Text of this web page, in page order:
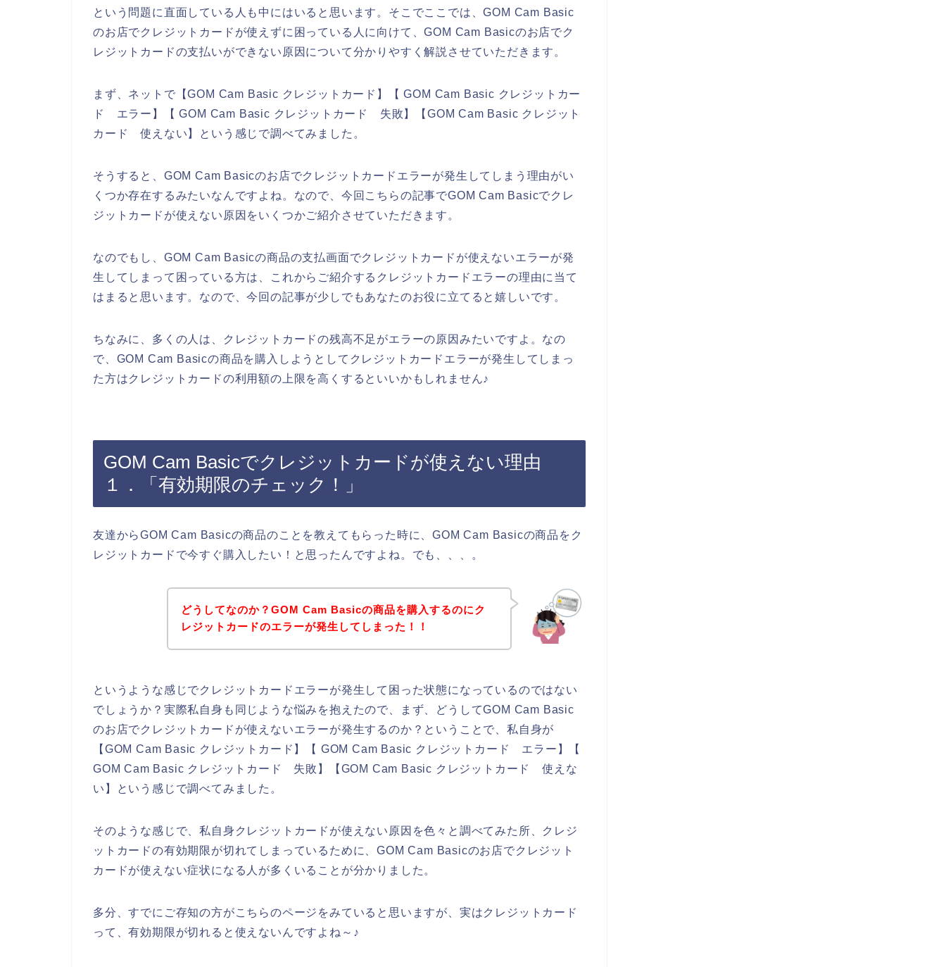
という問題に直面している人も中にはいると思います。そこでここでは、GOM Cam Basic
のお店でクレジットカードが使えずに困っている人に向けて、GOM Cam Basicのお店でク
レジットカードの支払いができない原因について分かりやすく解説させていただきます。
まず、ネットで【GOM Cam Basic クレジットカード】【 GOM Cam Basic クレジットカー
ド エラー】【 GOM Cam Basic クレジットカード 失敗】【GOM Cam Basic クレジット
カード 使えない】という感じで調べてみました。
そうすると、GOM Cam Basicのお店でクレジットカードエラーが発生してしまう理由がい
くつか存在するみたいなんですよね。なので、今回こちらの記事でGOM Cam Basicでクレ
ジットカードが使えない原因をいくつかご紹介させていただきます。
なのでもし、GOM Cam Basicの商品の支払画面でクレジットカードが使えないエラーが発
生してしまって困っている方は、これからご紹介するクレジットカードエラーの理由に当て
はまると思います。なので、今回の記事が少しでもあなたのお役に立てると嬉しいです。
ちなみに、多くの人は、クレジットカードの残高不足がエラーの原因みたいですよ。なの
で、GOM Cam Basicの商品を購入しようとしてクレジットカードエラーが発生してしまっ
た方はクレジットカードの利用額の上限を高くするといいかもしれません♪
GOM Cam Basicでクレジットカードが使えない理由
１．「有効期限のチェック！」
友達からGOM Cam Basicの商品のことを教えてもらった時に、GOM Cam Basicの商品をク
レジットカードで今すぐ購入したい！と思ったんですよね。でも、、、。
どうしてなのか？GOM Cam Basicの商品を購入するのにク
レジットカードのエラーが発生してしまった！！
というような感じでクレジットカードエラーが発生して困った状態になっているのではない
でしょうか？実際私自身も同じような悩みを抱えたので、まず、どうしてGOM Cam Basic
のお店でクレジットカードが使えないエラーが発生するのか？ということで、私自身が
【GOM Cam Basic クレジットカード】【 GOM Cam Basic クレジットカード エラー】【
GOM Cam Basic クレジットカード 失敗】【GOM Cam Basic クレジットカード 使えな
い】という感じで調べてみました。
そのような感じで、私自身クレジットカードが使えない原因を色々と調べてみた所、クレジ
ットカードの有効期限が切れてしまっているために、GOM Cam Basicのお店でクレジット
カードが使えない症状になる人が多くいることが分かりました。
多分、すでにご存知の方がこちらのページをみていると思いますが、実はクレジットカード
って、有効期限が切れると使えないんですよね～♪